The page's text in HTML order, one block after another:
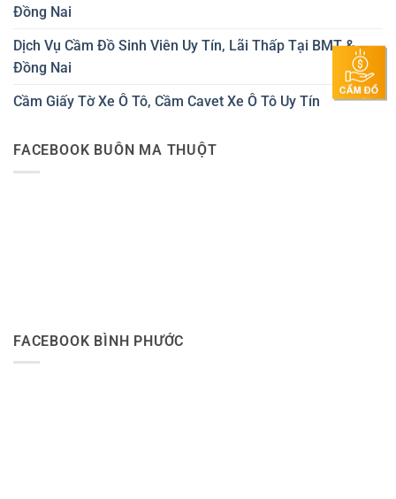
Đồng Nai
Dịch Vụ Cầm Đồ Sinh Viên Uy Tín, Lãi Thấp Tại BMT &
Đồng Nai
Cầm Giấy Tờ Xe Ô Tô, Cầm Cavet Xe Ô Tô Uy Tín
FACEBOOK BUÔN MA THUỘT
FACEBOOK BÌNH PHƯỚC